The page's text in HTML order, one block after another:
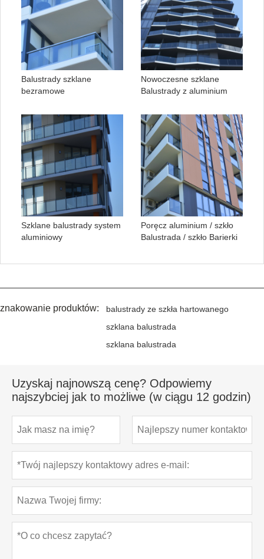
Balustrady szklane
bezramowe
Nowoczesne szklane
Balustrady z aluminium
Szklane balustrady system
aluminiowy
Poręcz aluminium / szkło
Balustrada / szkło Barierki
znakowanie produktów:
balustrady ze szkła hartowanego
szklana balustrada
szklana balustrada
Uzyskaj najnowszą cenę? Odpowiemy
najszybciej jak to możliwe (w ciągu 12 godzin)